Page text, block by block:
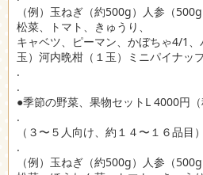
（例）玉ねぎ（約500g）人参（
松菜、トマト、きゅうり、
キャベツ、ピーマン、かぼちゃ4/1
玉）河内晩柑（１玉）ミニパイナッ
.
.
●季節の野菜、果物セットL 4000円（
.
（３〜５人向け、約１４〜１６品目）
.
（例）玉ねぎ（約500g）人参（